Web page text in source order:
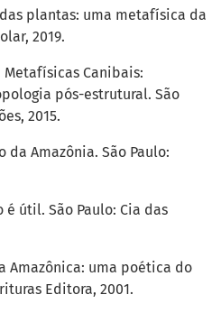
das plantas: uma metafísica da
2019.
Metafísicas Canibais:
pós-estrutural. São
2015.
da Amazônia. São Paulo:
é útil. São Paulo: Cia das
Amazônica: uma poética do
Editora, 2001.